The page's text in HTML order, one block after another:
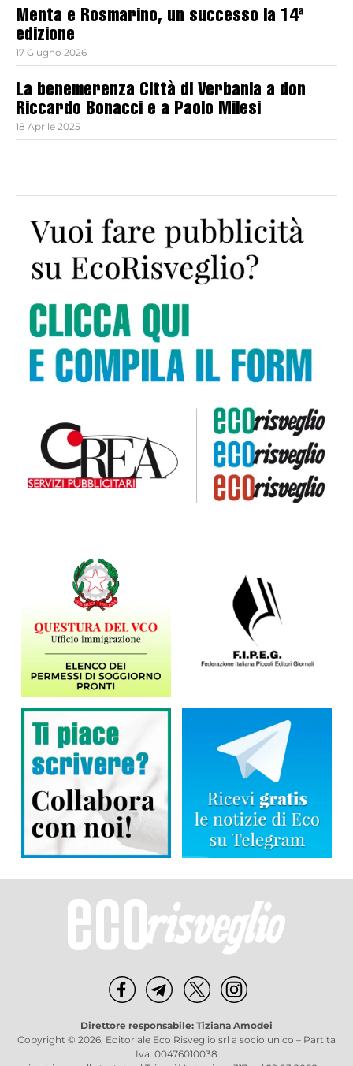
Menta e Rosmarino, un successo la 14ª
edizione
17 Giugno 2026
La benemerenza Città di Verbania a don
Riccardo Bonacci e a Paolo Milesi
18 Aprile 2025
Direttore responsabile: Tiziana Amodei
Copyright © 2026, Editoriale Eco Risveglio srl a socio unico – Partita
Iva: 00476010038